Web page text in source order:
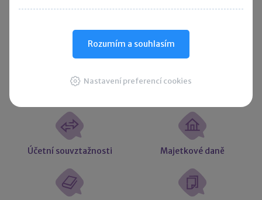
Načítám
Načítám
Účetní souvztažnosti Majetkové daně
Rozumím a souhlasím
Nastavení preferencí cookies